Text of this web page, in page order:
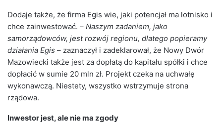
Dodaje także, że firma Egis wie, jaki potencjał ma lotnisko i
chce zainwestować. – Naszym zadaniem, jako
samorządowców, jest rozwój regionu, dlatego popieramy
działania Egis – zaznaczył i zadeklarował, że Nowy Dwór
Mazowiecki także jest za dopłatą do kapitału spółki i chce
dopłacić w sumie 20 mln zł. Projekt czeka na uchwałę
wykonawczą. Niestety, wszystko wstrzymuje strona
rządowa.
Inwestor jest, ale nie ma zgody